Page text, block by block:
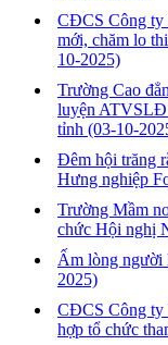
CĐCS Công ty
mới, chăm lo
10-2025)
Trường Cao
luyện ATVSLĐ
tỉnh (03-10-
Đêm hội trăng
Hưng nghiệp
Trường Mầm
chức Hội nghị
Ấm lòng người
2025)
CĐCS Công
hợp tổ chức